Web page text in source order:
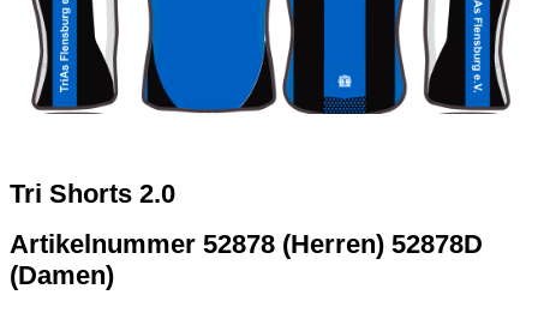
Tri Shorts 2.0
Artikelnummer 52878 (Herren) 52878D
(Damen)